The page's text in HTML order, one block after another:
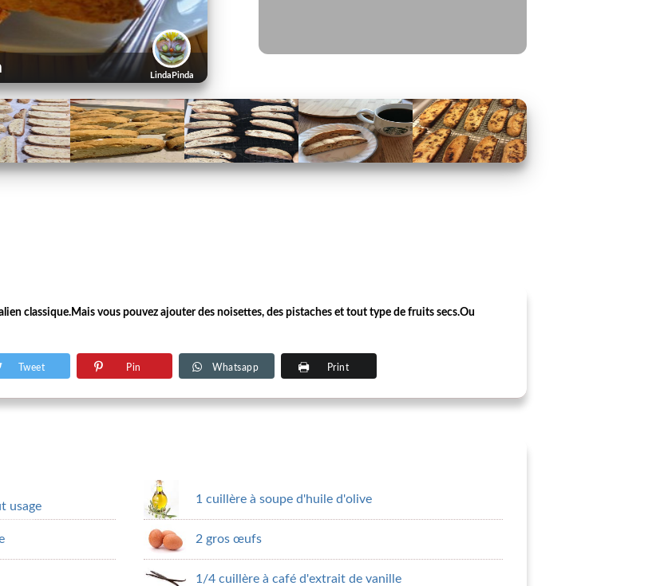
LindaPinda
classique.Mais vous pouvez ajouter des noisettes, des pistaches et tout type de fruits secs.Ou
Tweet Pin Whatsapp Print
usage
1 cuillère à soupe d'huile d'olive
2 gros œufs
1/4 cuillère à café d'extrait de vanille